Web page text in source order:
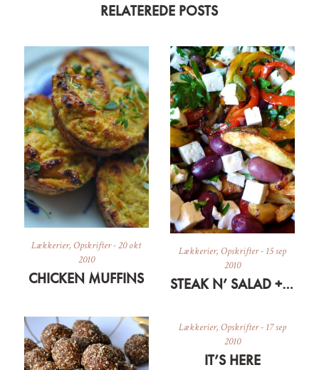
RELATEREDE POSTS
Lækkerier,Opskrifter-20 okt
2010
CHICKEN MUFFINS
Lækkerier,Opskrifter- 15 sep
2010
STEAK N’ SALAD + REINE CLAUDES FOR DESSERT
Lækkerier,Opskrifter- 17 sep
2010
IT’S HERE